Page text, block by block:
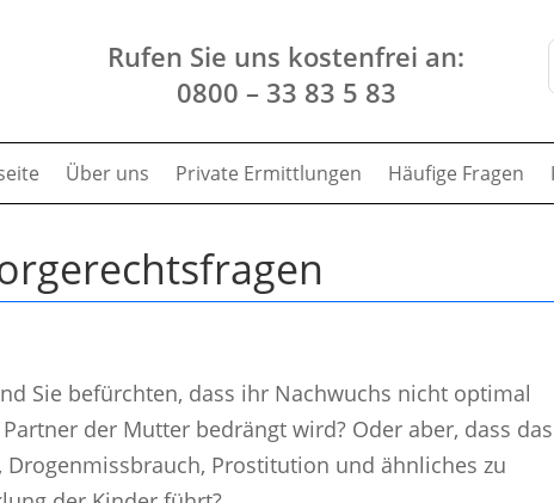
Rufen Sie uns kostenfrei an:
0800 – 33 83 5 83
Über uns Private Ermittlungen Häufige Fragen
Sie befürchten, dass ihr Nachwuchs nicht optimal
der Mutter bedrängt wird? Oder aber, dass das
Prostitution und ähnliches zu